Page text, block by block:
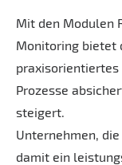
Mit den Modulen
Monitoring bietet
Prozesse
steigert.
Unternehmen,
damit ein